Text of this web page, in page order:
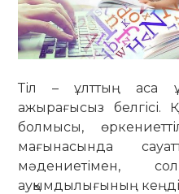
Тіл – ұлттың аса
ажырағысыз белгісі.
болмысы,
мағынасында
мәдениетімен,
ауқымдылығының